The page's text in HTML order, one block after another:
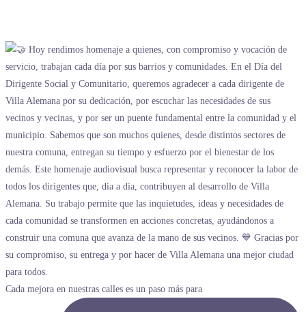
Cada mejora en nuestras calles es un paso más para